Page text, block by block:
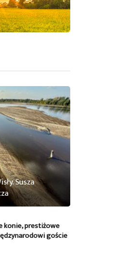
Susza
konie, prestiżowe
goście